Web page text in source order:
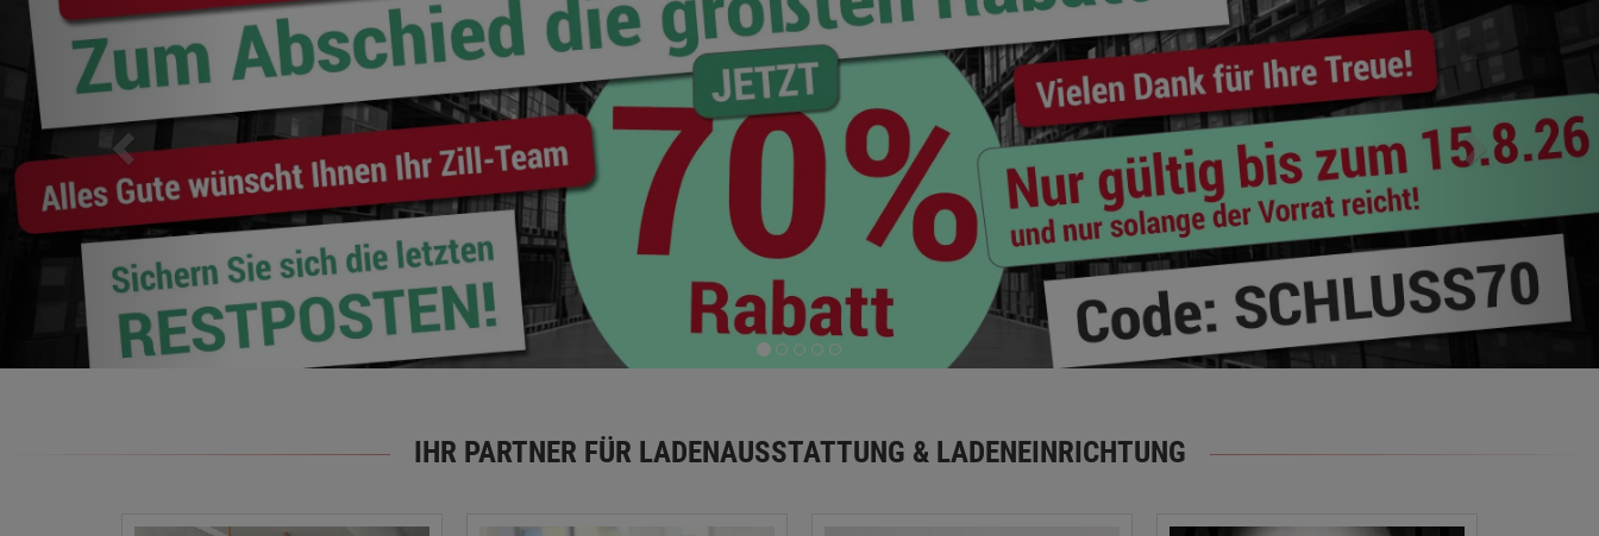
IHR PARTNER FÜR LADENAUSSTATTUNG & LADENEINRICHTUNG